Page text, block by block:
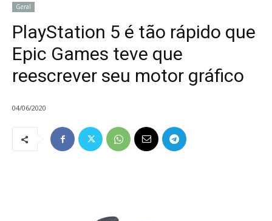
Geral
PlayStation 5 é tão rápido que
Epic Games teve que
reescrever seu motor gráfico
04/06/2020